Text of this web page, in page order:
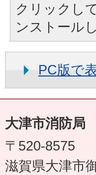
クリックし
ンストール
PC版で
大津市消防局
〒520-8575
滋賀県大津市